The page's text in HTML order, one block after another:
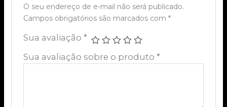
O seu endereço de e-mail não será publicado.
Campos obrigatórios são marcados com *
Sua avaliação *
Sua avaliação sobre o produto *